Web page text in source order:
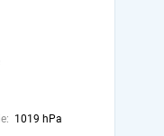
1019 hPa